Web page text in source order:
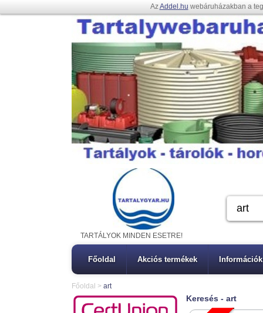
AzAddel.hu webáruházakban a
TARTÁLYOK MINDEN ESETRE!
Főoldal Akciós termékek Információk
Főoldal > art
Keresés - art